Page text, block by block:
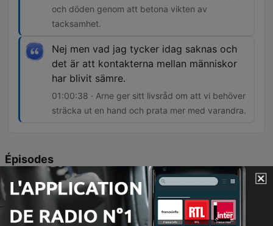
och döden genom att betona vikten av
tacksamhet.
Nej men vad jag tycker idag saknas och
det är att kontakterna mellan människor
har blivit sämre.
01:00:38 · Arne ger sitt livsråd om att vi behöver
sträcka ut en hand och prata mer med varandra.
Épisodes
84 - 72. Arne 95 år – Om livet som gruvarbetare,
äventyret på Kebnekaise, uppväxten i
Västerbotten, att förlora sin mamma som barn och
våga ställa frågor innan det är försent.